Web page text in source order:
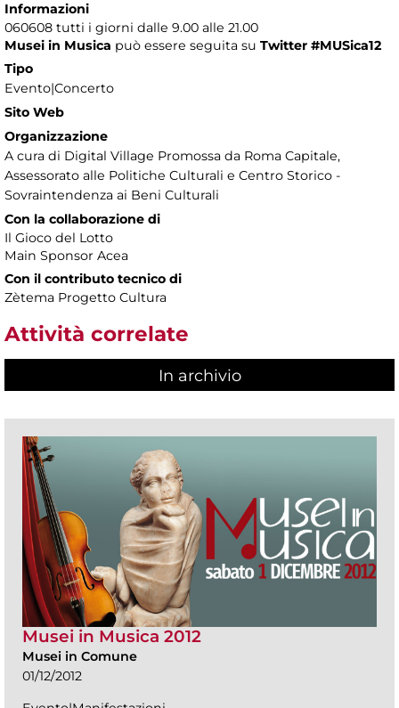
Informazioni
060608 tutti i giorni dalle 9.00 alle 21.00
Musei in Musica può essere seguita su Twitter #MUSica12
Tipo
Evento|Concerto
Sito Web
Organizzazione
A cura di Digital Village Promossa da Roma Capitale,
Assessorato alle Politiche Culturali e Centro Storico -
Sovraintendenza ai Beni Culturali
Con la collaborazione di
Il Gioco del Lotto
Main Sponsor Acea
Con il contributo tecnico di
Zètema Progetto Cultura
Attività correlate
In archivio
Musei in Musica 2012
Musei in Comune
01/12/2012